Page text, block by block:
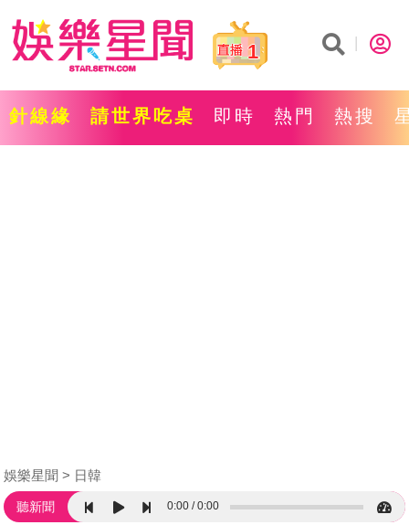
1
針線緣 請世界吃桌 即時 熱門 熱搜
娛樂星聞 日韓
聽新聞 0:00 0:00